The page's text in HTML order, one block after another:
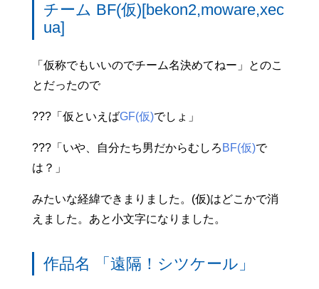
チーム BF(仮)[bekon2,moware,xec
ua]
「仮称でもいいのでチーム名決めてねー」とのこ
とだったので
???「仮といえばGF(仮)でしょ」
???「いや、自分たち男だからむしろ BF(仮)で
は？」
みたいな経緯できまりました。(仮)はどこかで消
えました。あと小文字になりました。
作品名 「遠隔！シツケール」